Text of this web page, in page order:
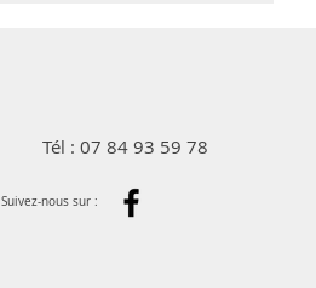
Tél : 07 84 93 59 78
Suivez-nous sur :